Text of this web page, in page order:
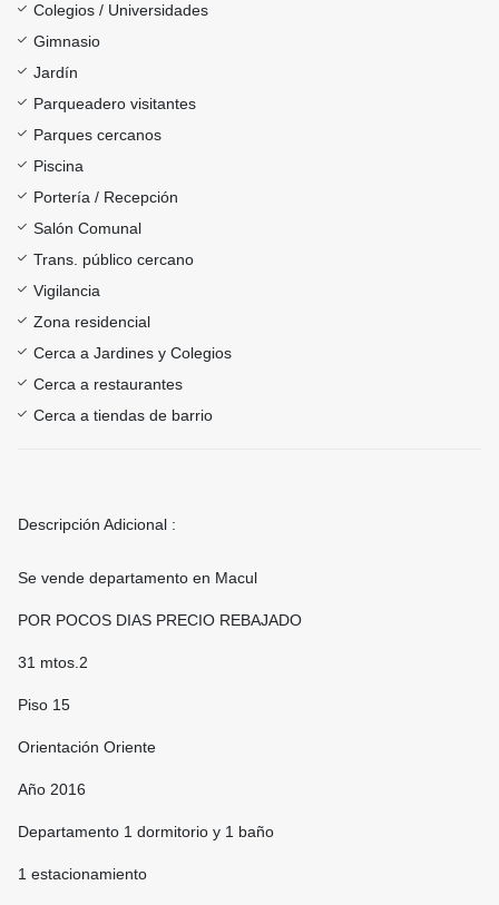
Colegios / Universidades
Gimnasio
Jardín
Parqueadero visitantes
Parques cercanos
Piscina
Portería / Recepción
Salón Comunal
Trans. público cercano
Vigilancia
Zona residencial
Cerca a Jardines y Colegios
Cerca a restaurantes
Cerca a tiendas de barrio
Descripción Adicional :
Se vende departamento en Macul
POR POCOS DIAS PRECIO REBAJADO
31 mtos.2
Piso 15
Orientación Oriente
Año 2016
Departamento 1 dormitorio y 1 baño
1 estacionamiento